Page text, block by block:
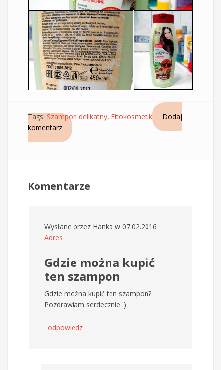
Tags: Szampon delikatny, Fitokosmetik
Dodaj
komentarz
Komentarze
Wysłane przez Hanka w 07.02.2016
Adres
Gdzie można kupić
ten szampon
Gdzie można kupić ten szampon?
Pozdrawiam serdecznie :)
odpowiedz